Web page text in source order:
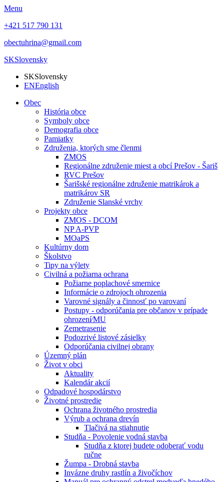
Menu
+421 517 790 131
obectuhrina@gmail.com
SKSlovensky
SKSlovensky
ENEnglish
Obec
História obce
Symboly obce
Demografia obce
Pamiatky
Združenia, ktorých sme členmi
ZMOS
Regionálne združenie miest a obcí Prešov - Šariš
RVC Prešov
Šarišské regionálne združenie matrikárok a
matrikárov SR
Združenie Slanské vrchy
Projekty obce
ZMOS - DCOM
NP A-PVP
MOaPS
Kultúrny dom
Školstvo
Tipy na výlety
Civilná a požiarna ochrana
Požiarne poplachové smernice
Informácie o zdrojoch ohrozenia
Varovné signály a činnosť po varovaní
Postupy - odporúčania pre občanov v prípade
ohrození⁄MU
Zemetrasenie
Podozrivé listové zásielky
Odporúčania civilnej obrany
Územný plán
Život v obci
Aktuality
Kalendár akcií
Odpadové hospodárstvo
Životné prostredie
Ochrana životného prostredia
Výrub a ochrana drevín
Tlačivá na stiahnutie
Studňa - Povolenie vodná stavba
Studňa z ktorej budete odoberať vodu
ručne
Žumpa - Drobná stavba
Invázne druhy rastlín a živočíchov